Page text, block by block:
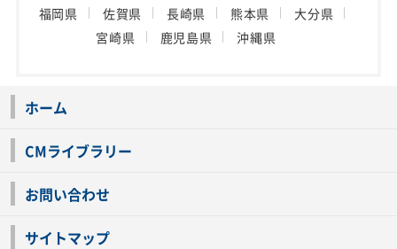
福岡県 佐賀県 長崎県 熊本県
大分県
宮崎県
鹿児島県 沖縄県
ホーム
CMライブラリー
お問い合わせ
サイトマップ